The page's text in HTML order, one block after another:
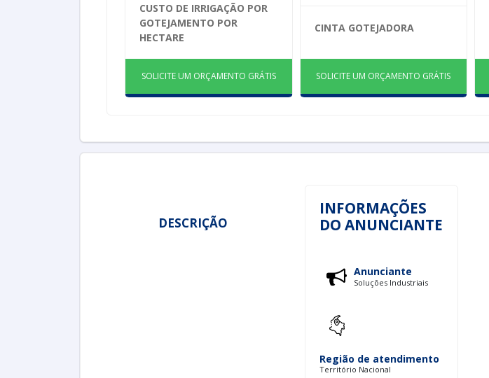
CUSTO DE IRRIGAÇÃO POR
GOTEJAMENTO POR
HECTARE
SOLICITE UM ORÇAMENTO GRÁTIS
CINTA GOTEJADORA
SOLICITE UM ORÇAMENTO GRÁTIS
DESCRIÇÃO
INFORMAÇÕES
DO ANUNCIANTE
Anunciante
Soluções Industriais
Região de atendimento
Território Nacional